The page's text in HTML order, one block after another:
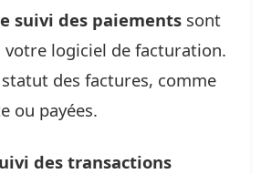
suivi des paiements sont
votre logiciel de facturation.
des factures, comme
ou payées.
des transactions